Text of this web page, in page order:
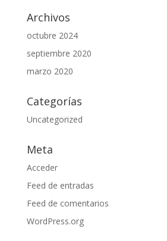
Archivos
octubre 2024
septiembre 2020
marzo 2020
Categorías
Uncategorized
Meta
Acceder
Feed de entradas
Feed de comentarios
WordPress.org